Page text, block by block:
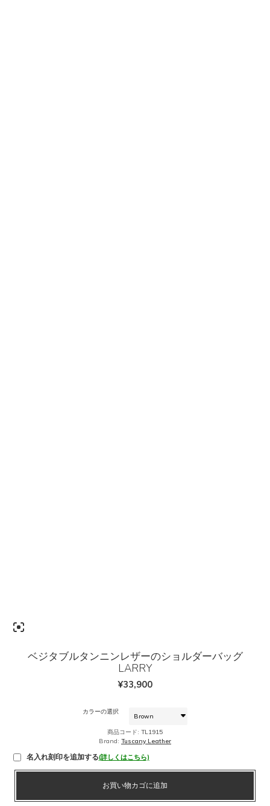
ベジタブルタンニンレザーのショルダーバッグ
LARRY
¥33,900
カラーの選択
商品コード: TL1915
Brand: Tuscany Leather
名入れ刻印を追加する(詳しくはこちら)
ベ
タ
お買い物カゴに追加